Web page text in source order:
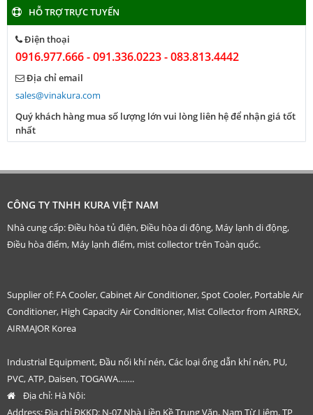
HỖ TRỢ TRỰC TUYẾN
Điện thoại
0916.977.666 - 091.336.0223 - 083.813.4442
Địa chỉ email
sales@vinakura.com
Quý khách hàng mua số lượng lớn vui lòng liên hệ để nhận giá tốt
nhất
CÔNG TY TNHH KURA VIỆT NAM
Nhà cung cấp: Điều hòa tủ điện, Điều hòa di động, Máy lạnh di động,
Điều hòa điểm, Máy lạnh điểm, mist collector trên Toàn quốc.
Supplier of: FA Cooler, Cabinet Air Conditioner, Spot Cooler, Portable Air
Conditioner, High Capacity Air Conditioner, Mist Collector from AIRREX,
AIRMAJOR Korea
Industrial Equipment, Đầu nối khí nén, Các loại ống dẫn khí nén, PU,
PVC, ATP, Daisen, TOGAWA…….
Địa chỉ: Hà Nội:
Address: Địa chỉ ĐKKD: N-07 Nhà Liền Kề Trung Văn, Nam Từ Liêm, TP